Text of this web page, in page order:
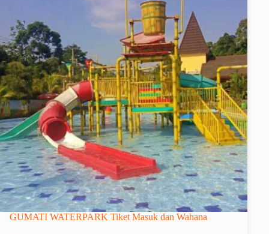
GUMATI WATERPARK Tiket Masuk dan Wahana